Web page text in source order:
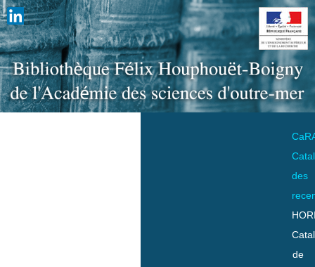
des
de